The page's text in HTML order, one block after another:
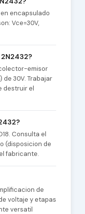
en encapsulado
Vce=30V,
emisor
30V. Trabajar
destruir el
Consulta el
(disposicion de
fabricante.
de
voltaje y etapas
versatil